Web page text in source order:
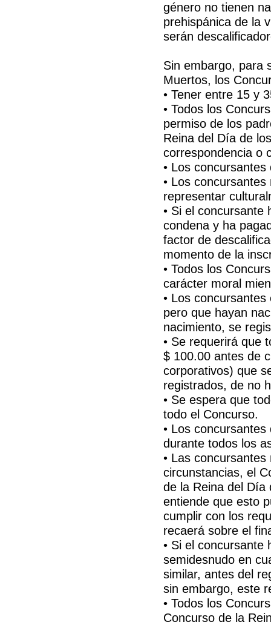
género no tienen
prehispánica de la
serán
Sin embargo, para
Muertos, los
• Tener entre 15 y
• Todos los
permiso de los
Reina del Día de
correspondencia o
• Los
• Los
representar
• Si el concursante
condena y ha
factor de
momento de la
• Todos los
carácter moral
• Los
pero que hayan
nacimiento, se
• Se requerirá que
$ 100.00 antes de
corporativos) que
registrados, de no
• Se espera que
todo el Concurso.
• Los
durante todos los
• Las
circunstancias, el
de la Reina del Día
entiende que esto
cumplir con los
recaerá sobre el
• Si el concursante
semidesnudo en
similar, antes del
sin embargo, este
• Todos los
Concurso de la